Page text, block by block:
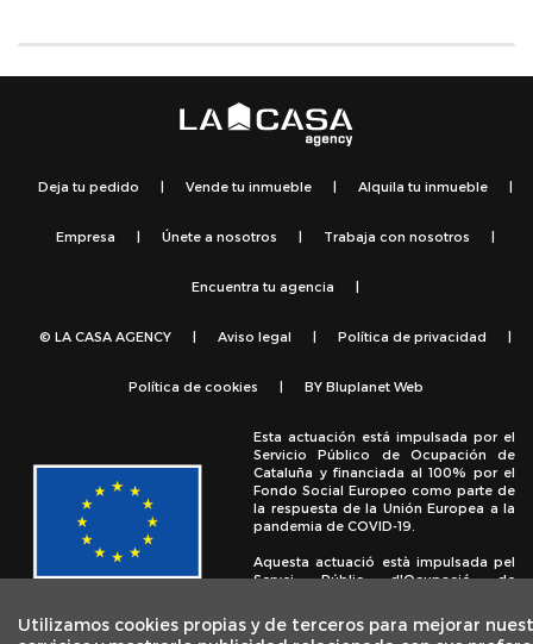
Utilizamos cookies propias y de terceros para mejorar
Deja tu pedido | Vende tu inmueble | Alquila tu inmueble |
Empresa | Únete a nosotros | Trabaja con nosotros |
Encuentra tu agencia |
© LA CASA AGENCY | Aviso legal | Política de privacidad |
Política de cookies | BY Bluplanet Web
Esta actuación está impulsada por el
Servicio Público de Ocupación de
Cataluña y financiada al 100% por el
Fondo Social Europeo como parte de
la respuesta de la Unión Europea a la
pandemia de COVID-19.
Aquesta actuació està impulsada pel
Servei Públic d'Ocupació de
Fons Social Europeu com a part de la
resposta de la Unió Europea a la